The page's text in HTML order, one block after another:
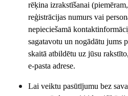
rēķina izrakstīšanai
reģistrācijas numurs vai
nepieciešamā
sagatavotu un nogādātu jums
skaitā atbildētu uz jūsu
e-pasta adrese.
Lai veiktu pasūtījumu bez